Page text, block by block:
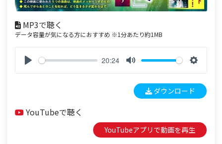
MP3で聴く
データ容量が気になる方におすすめ ※1分あたり約1MB
20:24
e
t
n
g
ダウンロード
YouTubeで聴く
YouTubeアプリで動画を再生